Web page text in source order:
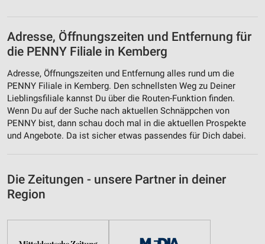
Adresse, Öffnungszeiten und Entfernung für
die PENNY Filiale in Kemberg
Adresse, Öffnungszeiten und Entfernung alles rund um die
PENNY Filiale in Kemberg. Den schnellsten Weg zu Deiner
Lieblingsfiliale kannst Du über die Routen-Funktion finden.
Wenn Du auf der Suche nach aktuellen Schnäppchen von
PENNY bist, dann schau doch mal in die aktuellen Prospekte
und Angebote. Da ist sicher etwas passendes für Dich dabei.
Die Zeitungen - unsere Partner in deiner
Region